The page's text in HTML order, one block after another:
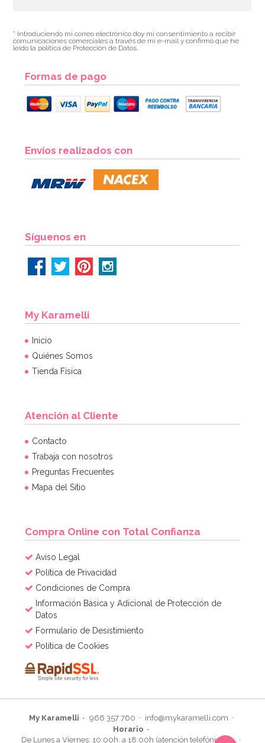
* Introduciendo mi correo electrónico doy mi consentimiento a recibir
comunicaciones comerciales a través de mi e-mail y confirmo que he
leído la política de Protección de Datos.
Formas de pago
Envíos realizados con
Síguenos en
My Karamelli
Inicio
Quiénes Somos
Tienda Física
Atención al Cliente
Contacto
Trabaja con nosotros
Preguntas Frecuentes
Mapa del Sitio
Compra Online con Total Confianza
Aviso Legal
Política de Privacidad
Condiciones de Compra
Información Básica y Adicional de Protección de
Datos
Formulario de Desistimiento
Política de Cookies
My Karamelli 966 357 760
info@mykaramelli.com
Horario
De Lunes a Viernes: 10:00h. a 18:00h (atención telefónica)